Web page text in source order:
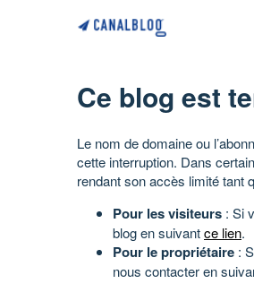
Ce blog est
Le nom de domaine ou
cette interruption. Dans
rendant son accès limité tant
Pour les visiteurs : Si
blog en suivantce lien.
Pour le propriétaire :
nous contacter en